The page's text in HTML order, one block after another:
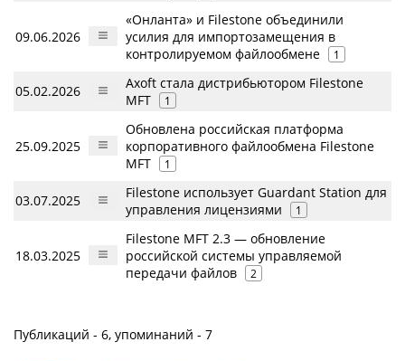
09.06.2026
«Онланта» и Filestone объединили
усилия для импортозамещения в
контролируемом файлообмене
1
05.02.2026
Axoft стала дистрибьютором Filestone
MFT
1
25.09.2025
Обновлена российская платформа
корпоративного файлообмена Filestone
MFT
1
03.07.2025
Filestone использует Guardant Station для
управления лицензиями
1
18.03.2025
Filestone MFT 2.3 — обновление
российской системы управляемой
передачи файлов
2
Публикаций - 6, упоминаний - 7